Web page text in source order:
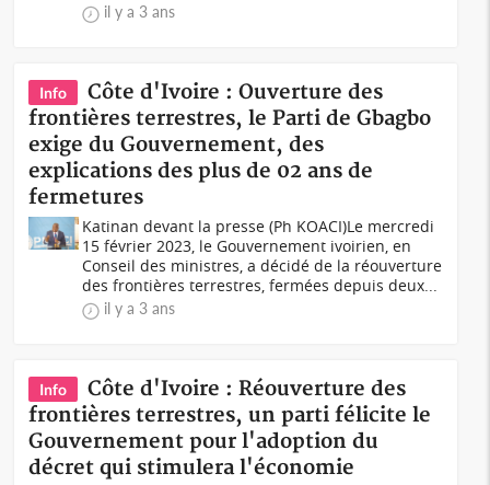
il y a 3 ans
Info
Côte d'Ivoire : Ouverture des
frontières terrestres, le Parti de Gbagbo
exige du Gouvernement, des
explications des plus de 02 ans de
fermetures
Katinan devant la presse (Ph KOACI)Le mercredi
15 février 2023, le Gouvernement ivoirien, en
Conseil des ministres, a décidé de la réouverture
des frontières terrestres, fermées depuis deux...
il y a 3 ans
Info
Côte d'Ivoire : Réouverture des
frontières terrestres, un parti félicite le
Gouvernement pour l'adoption du
décret qui stimulera l'économie